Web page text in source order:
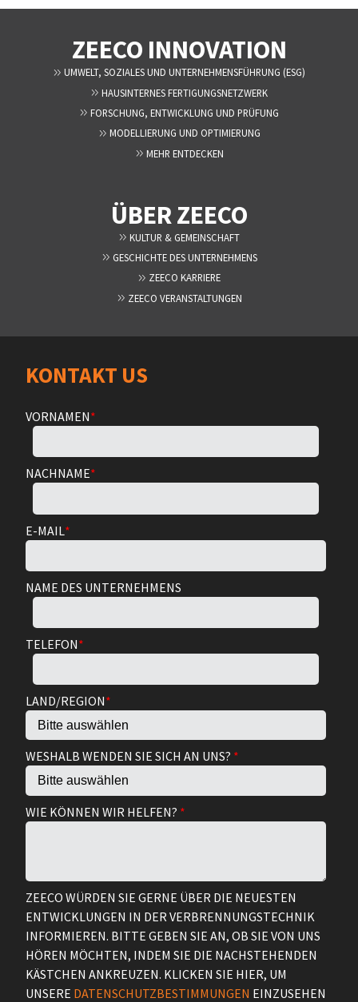
ZEECO INNOVATION
UMWELT, SOZIALES UND UNTERNEHMENSFÜHRUNG (ESG)
HAUSINTERNES FERTIGUNGSNETZWERK
FORSCHUNG, ENTWICKLUNG UND PRÜFUNG
MODELLIERUNG UND OPTIMIERUNG
MEHR ENTDECKEN
ÜBER ZEECO
KULTUR & GEMEINSCHAFT
GESCHICHTE DES UNTERNEHMENS
ZEECO KARRIERE
ZEECO VERANSTALTUNGEN
KONTAKT US
VORNAMEN*
NACHNAME*
E-MAIL*
NAME DES UNTERNEHMENS
TELEFON*
LAND/REGION*
WESHALB WENDEN SIE SICH AN UNS? *
WIE KÖNNEN WIR HELFEN? *
ZEECO WÜRDEN SIE GERNE ÜBER DIE NEUESTEN
ENTWICKLUNGEN IN DER VERBRENNUNGSTECHNIK
INFORMIEREN. BITTE GEBEN SIE AN, OB SIE VON UNS
HÖREN MÖCHTEN, INDEM SIE DIE NACHSTEHENDEN
KÄSTCHEN ANKREUZEN. KLICKEN SIE HIER, UM
UNSERE DATENSCHUTZBESTIMMUNGEN EINZUSEHEN